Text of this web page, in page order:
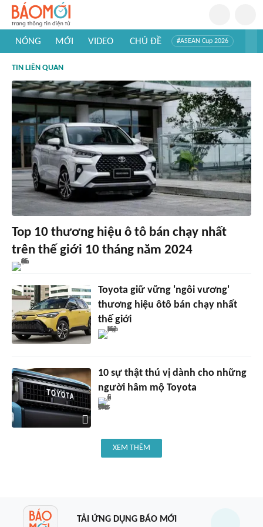
NÓNG MỚI VIDEO CHỦ ĐỀ #ASEAN Cup 2026
#Khám phá thế giới
TIN LIÊN QUAN
Top 10 thương hiệu ô tô bán chạy nhất
trên thế giới 10 tháng năm 2024
Toyota giữ vững 'ngôi vương'
thương hiệu ôtô bán chạy nhất
thế giới
10 sự thật thú vị dành cho những
người hâm mộ Toyota
XEM THÊM
TẢI ỨNG DỤNG BÁO MỚI